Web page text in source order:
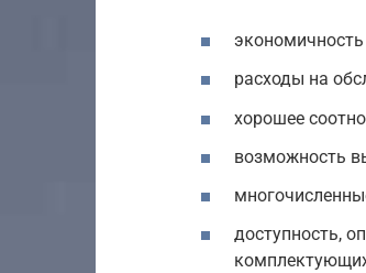
расходы на
хорошее
возможность
доступность,